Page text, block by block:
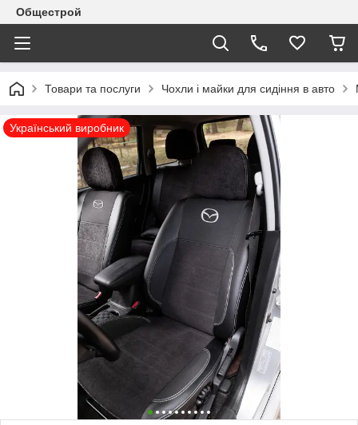
Общестрой
Товари та послуги Чохли і майки для сидіння в авто
Український виробник